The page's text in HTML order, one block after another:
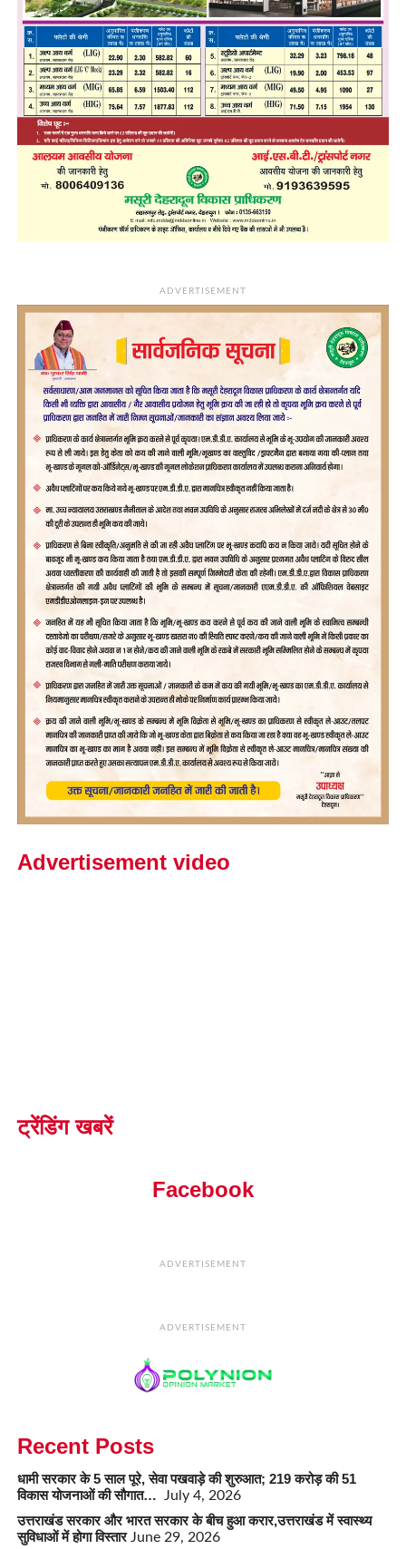
ADVERTISEMENT
Advertisement video
ट्रेंडिंग खबरें
Facebook
ADVERTISEMENT
ADVERTISEMENT
Recent Posts
धामी सरकार के 5 साल पूरे, सेवा पखवाड़े की शुरुआत; 219 करोड़ की 51
विकास योजनाओं की सौगात…
July 4, 2026
उत्तराखंड सरकार और भारत सरकार के बीच हुआ करार,उत्तराखंड में स्वास्थ्य
सुविधाओं में होगा विस्तार June 29, 2026